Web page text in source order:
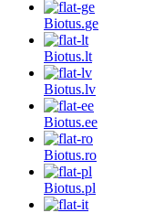
Biotus.ge
Biotus.lt
Biotus.lv
Biotus.ee
Biotus.ro
Biotus.pl